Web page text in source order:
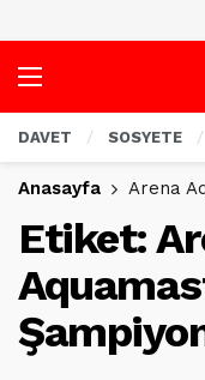
DAVET SOSYETE
Anasayfa Arena
Etiket: